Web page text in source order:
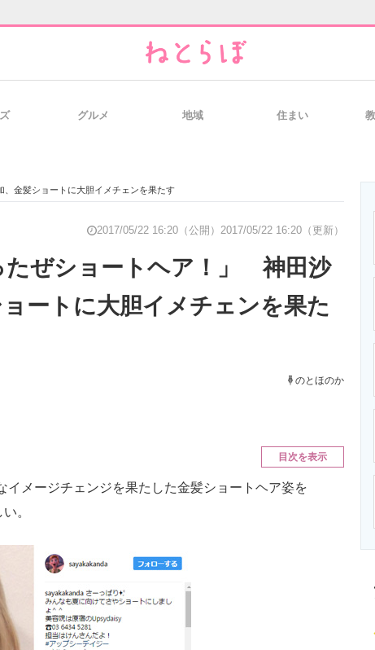
製品の総合サイト IT製品の技術・比較・事例 製造業のIT導入
エネルギーの
グルメ 地域 住まい
金髪ショートに大胆イメチェンを果たす
2017/05/22 16:20（公開） 2017/05/22 16:20（更新）
たぜショートヘア！」 神田沙
ートに大胆イメチェンを果た
のとほのか
目次を表示
メージチェンジを果たした金髪ショートヘア姿を
。